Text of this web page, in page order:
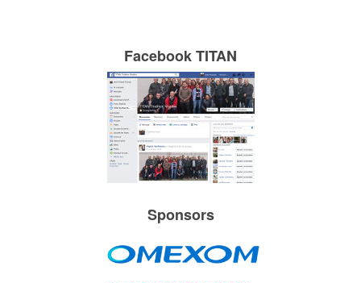
Facebook TITAN
Sponsors